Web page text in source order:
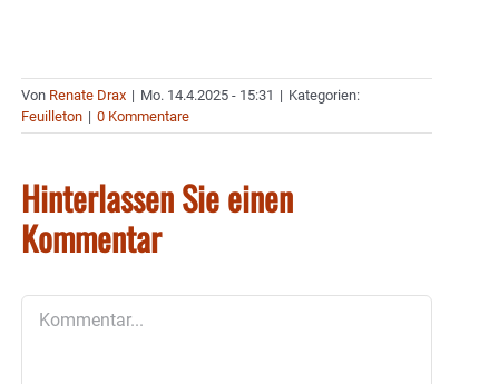
Von Renate Drax | Mo. 14.4.2025 - 15:31 | Kategorien:
Feuilleton | 0 Kommentare
Hinterlassen Sie einen
Kommentar